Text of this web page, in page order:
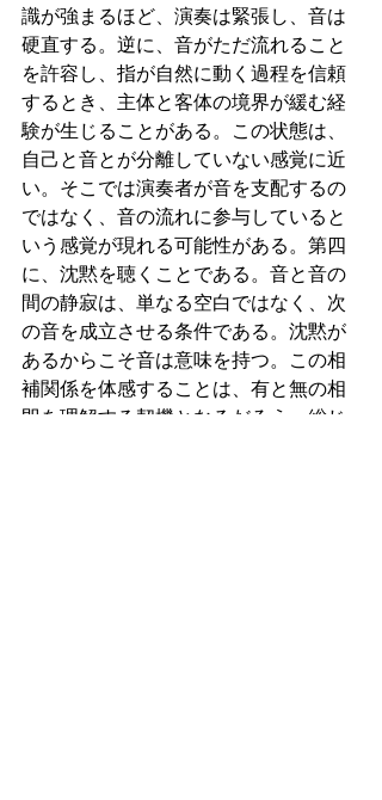
識が強まるほど、演奏は緊張し、音は
硬直する。逆に、音がただ流れること
を許容し、指が自然に動く過程を信頼
するとき、主体と客体の境界が緩む経
験が生じることがある。この状態は、
自己と音とが分離していない感覚に近
い。そこでは演奏者が音を支配するの
ではなく、音の流れに参与していると
いう感覚が現れる可能性がある。第四
に、沈黙を聴くことである。音と音の
間の静寂は、単なる空白ではなく、次
の音を成立させる条件である。沈黙が
あるからこそ音は意味を持つ。この相
補関係を体感することは、有と無の相
即を理解する契機となるだろう。総じ